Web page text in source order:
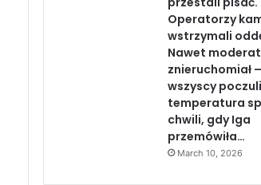
Operatorzy
wstrzymali
Nawet
znieruchomiał
wszyscy
temperatura
chwili, gdy Iga
przemówiła…
March 10, 2026